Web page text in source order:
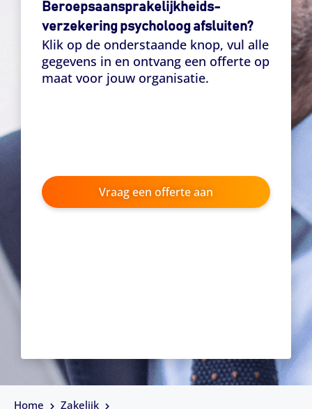
Beroeps­aansprakelijk­heids­
verzekering psycholoog afsluiten?
Klik op de onderstaande knop, vul alle
gegevens in en ontvang een offerte op
maat voor jouw organisatie.
Vraag een offerte aan
Home
Zakelijk